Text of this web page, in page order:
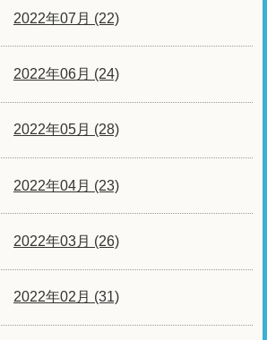
2022年07月 (22)
2022年06月 (24)
2022年05月 (28)
2022年04月 (23)
2022年03月 (26)
2022年02月 (31)